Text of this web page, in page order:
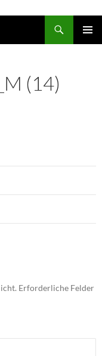
(14)
Erforderliche Felder